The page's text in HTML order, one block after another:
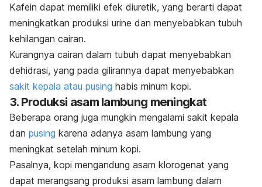
Kafein dapat memiliki efek diuretik, yang berarti dapat
meningkatkan produksi urine dan menyebabkan tubuh
kehilangan cairan.
Kurangnya cairan dalam tubuh dapat menyebabkan
dehidrasi, yang pada gilirannya dapat menyebabkan
sakit kepala atau pusing habis minum kopi.
3. Produksi asam lambung meningkat
Beberapa orang juga mungkin mengalami sakit kepala
dan pusing karena adanya asam lambung yang
meningkat setelah minum kopi.
Pasalnya, kopi mengandung asam klorogenat yang
dapat merangsang produksi asam lambung dalam